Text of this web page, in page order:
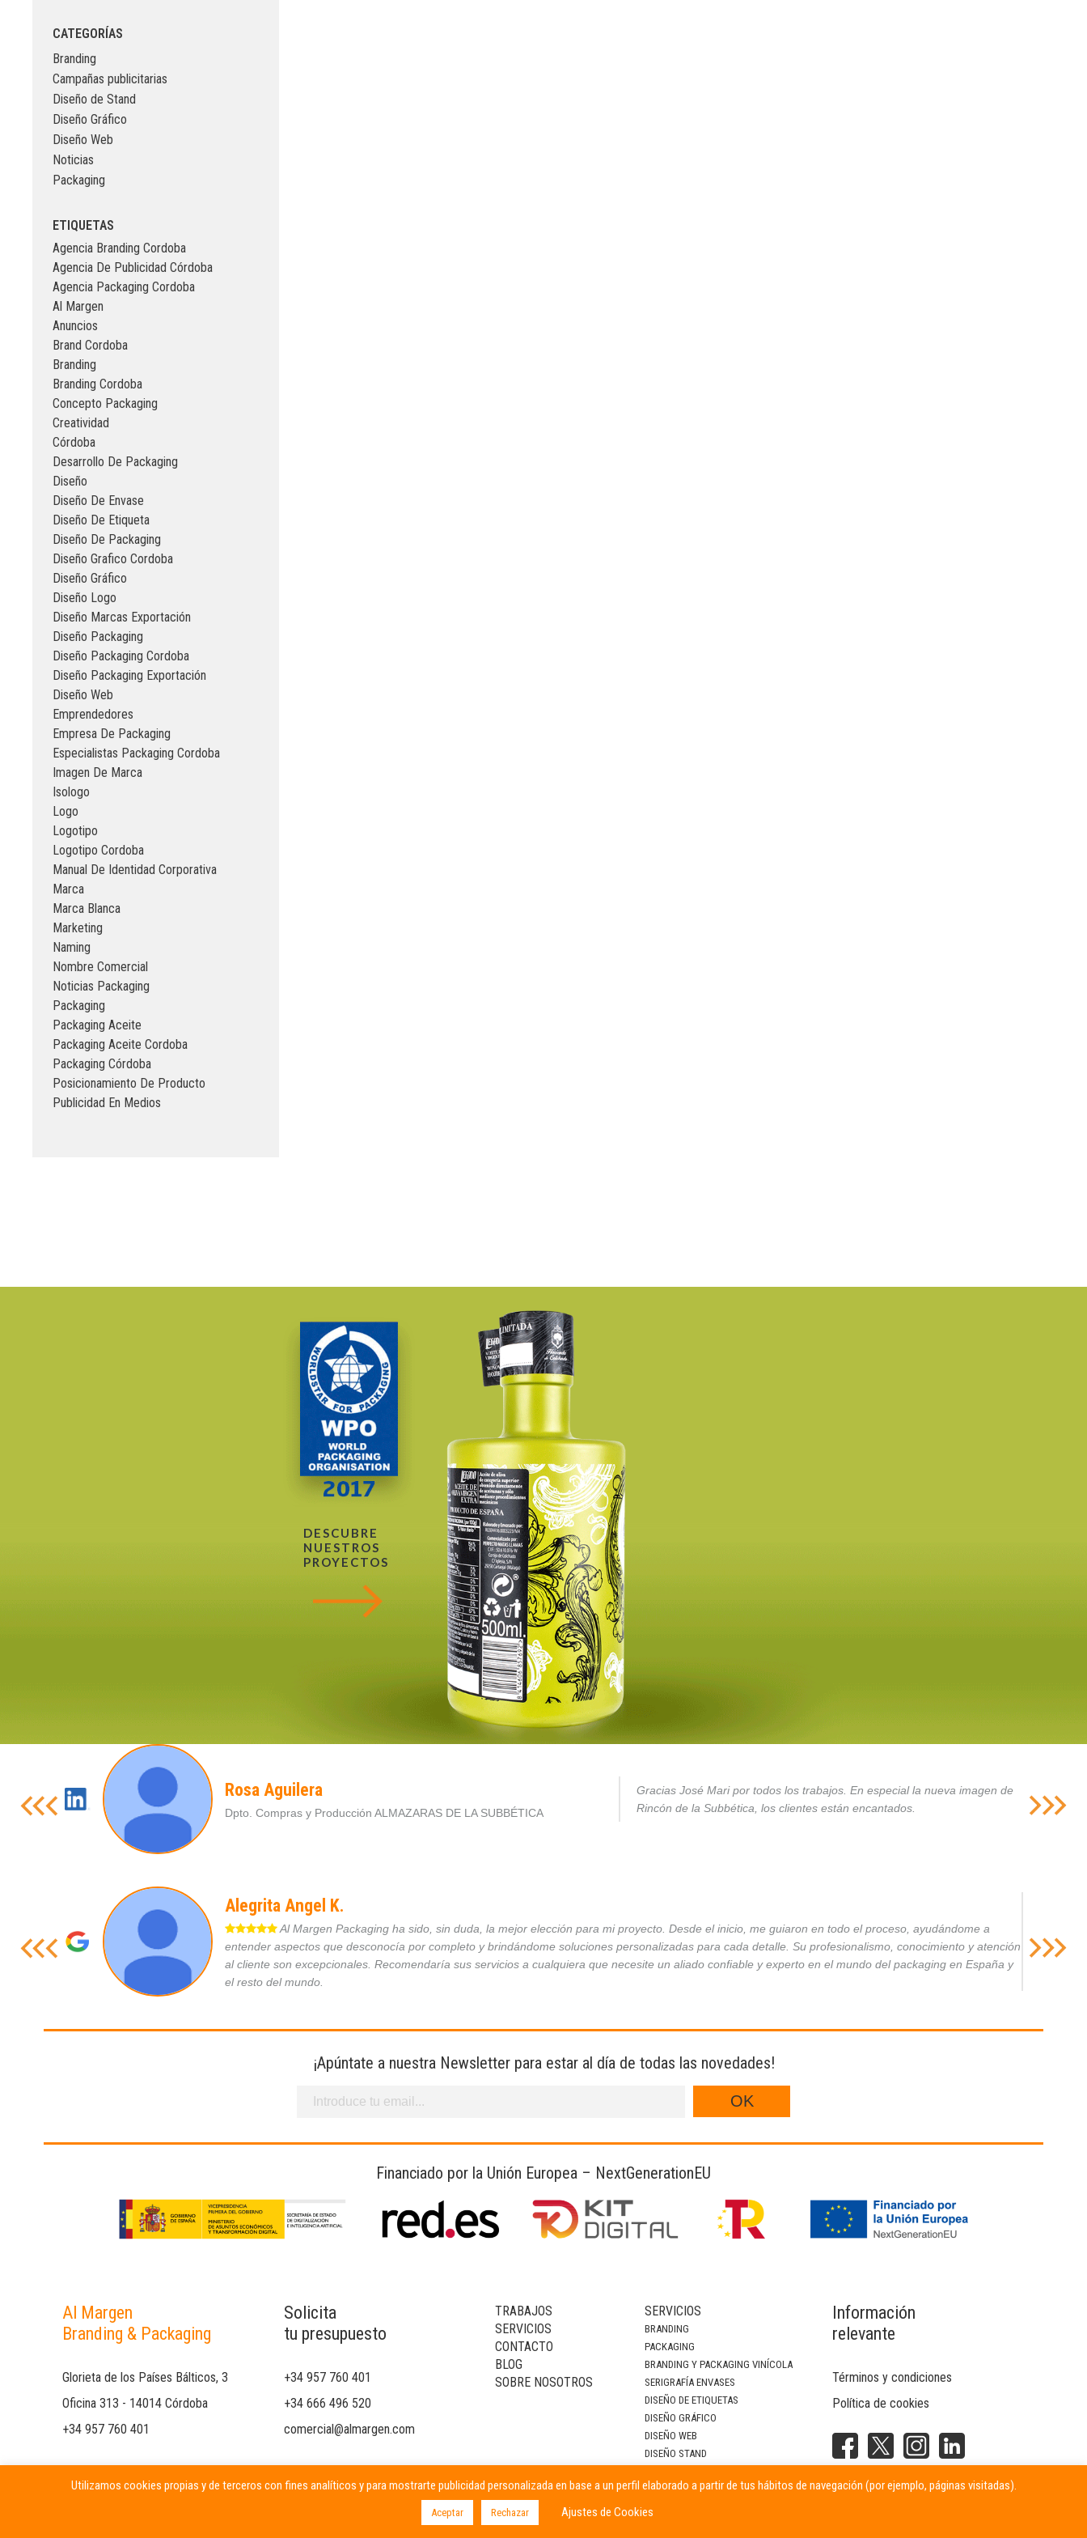
CATEGORÍAS
Branding
Campañas publicitarias
Diseño de Stand
Diseño Gráfico
Diseño Web
Noticias
Packaging
ETIQUETAS
Agencia Branding Cordoba
Agencia De Publicidad Córdoba
Agencia Packaging Cordoba
Al Margen
Anuncios
Brand Cordoba
Branding
Branding Cordoba
Concepto Packaging
Creatividad
Córdoba
Desarrollo De Packaging
Diseño
Diseño De Envase
Diseño De Etiqueta
Diseño De Packaging
Diseño Grafico Cordoba
Diseño Gráfico
Diseño Logo
Diseño Marcas Exportación
Diseño Packaging
Diseño Packaging Cordoba
Diseño Packaging Exportación
Diseño Web
Emprendedores
Empresa De Packaging
Especialistas Packaging Cordoba
Imagen De Marca
Isologo
Logo
Logotipo
Logotipo Cordoba
Manual De Identidad Corporativa
Marca
Marca Blanca
Marketing
Naming
Nombre Comercial
Noticias Packaging
Packaging
Packaging Aceite
Packaging Aceite Cordoba
Packaging Córdoba
Posicionamiento De Producto
Publicidad En Medios
DESCUBRE
NUESTROS
PROYECTOS
Rosa Aguilera
Dpto. Compras y Producción ALMAZARAS DE LA SUBBÉTICA
Gracias José Mari por todos los trabajos. En especial la nueva imagen de
Rincón de la Subbética, los clientes están encantados.
Alegrita Angel K.
Al Margen Packaging ha sido, sin duda, la mejor elección para mi proyecto. Desde el inicio, me guiaron en todo el proceso, ayudándome a
entender aspectos que desconocía por completo y brindándome soluciones personalizadas para cada detalle. Su profesionalismo, conocimiento y atención
al cliente son excepcionales. Recomendaría sus servicios a cualquiera que necesite un aliado confiable y experto en el mundo del packaging en España y
el resto del mundo.
¡Apúntate a nuestra Newsletter para estar al día de todas las novedades!
Financiado por la Unión Europea – NextGenerationEU
Al Margen
Branding & Packaging
Glorieta de los Países Bálticos, 3
Oficina 313 - 14014 Córdoba
+34 957 760 401
Solicita
tu presupuesto
+34 957 760 401
+34 666 496 520
comercial@almargen.com
TRABAJOS
SERVICIOS
CONTACTO
BLOG
SOBRE NOSOTROS
SERVICIOS
BRANDING
PACKAGING
BRANDING Y PACKAGING VINÍCOLA
SERIGRAFÍA ENVASES
DISEÑO DE ETIQUETAS
DISEÑO GRÁFICO
DISEÑO WEB
DISEÑO STAND
CAMPAÑAS PUBLICITARIAS
Información
relevante
Términos y condiciones
Política de cookies
Utilizamos cookies propias y de terceros con fines analíticos y para mostrarte publicidad personalizada en base a un perfil elaborado a partir de tus hábitos de navegación (por ejemplo, páginas visitadas).
Aceptar Rechazar Ajustes de Cookies